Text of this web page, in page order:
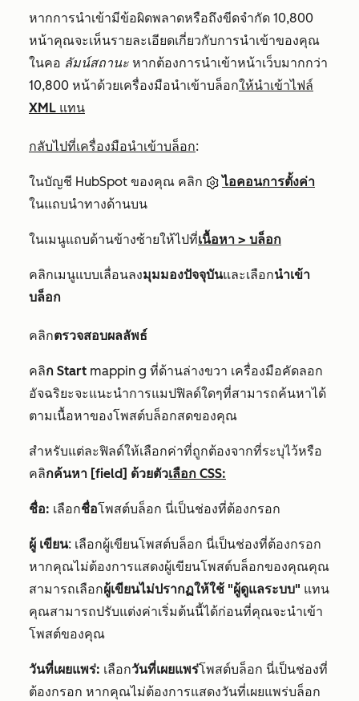
หากการนำเข้ามีข้อผิดพลาดหรือถึงขีดจำกัด 10,800
หน้าคุณจะเห็นรายละเอียดเกี่ยวกับการนำเข้าของคุณ
ในคอ ลัมน์สถานะ หากต้องการนำเข้าหน้าเว็บมากกว่า
10,800 หน้าด้วยเครื่องมือนำเข้าบล็อกให้นำเข้าไฟล์
XML แทน
กลับไปที่เครื่องมือนำเข้าบล็อก:
ในบัญชี HubSpot ของคุณ คลิก
ไอคอนการตั้งค่า
ในแถบนำทางด้านบน
ในเมนูแถบด้านข้างซ้ายให้ไปที่เนื้อหา > บล็อก
คลิกเมนูแบบเลื่อนลงมุมมองปัจจุบันและเลือกนำเข้า
บล็อก
คลิกตรวจสอบผลลัพธ์
คลิก Start mappin g ที่ด้านล่างขวา เครื่องมือคัดลอก
อัจฉริยะจะแนะนำการแมปฟิลด์ใดๆที่สามารถค้นหาได้
ตามเนื้อหาของโพสต์บล็อกสดของคุณ
สำหรับแต่ละฟิลด์ให้เลือกค่าที่ถูกต้องจากที่ระบุไว้หรือ
คลิกค้นหา [field] ด้วยตัวเลือก CSS:
ชื่อ: เลือกชื่อโพสต์บล็อก นี่เป็นช่องที่ต้องกรอก
ผู้ เขียน: เลือกผู้เขียนโพสต์บล็อก นี่เป็นช่องที่ต้องกรอก
หากคุณไม่ต้องการแสดงผู้เขียนโพสต์บล็อกของคุณคุณ
สามารถเลือกผู้เขียนไม่ปรากฏให้ใช้ "ผู้ดูแลระบบ" แทน
คุณสามารถปรับแต่งค่าเริ่มต้นนี้ได้ก่อนที่คุณจะนำเข้า
โพสต์ของคุณ
วันที่เผยแพร่: เลือกวันที่เผยแพร่โพสต์บล็อก นี่เป็นช่องที่
ต้องกรอก หากคุณไม่ต้องการแสดงวันที่เผยแพร่บล็อก